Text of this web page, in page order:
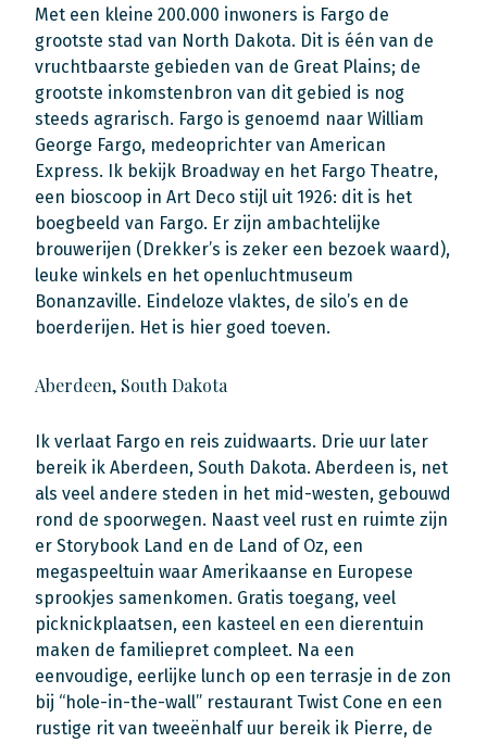
Met een kleine 200.000 inwoners is Fargo de
grootste stad van North Dakota. Dit is één van de
vruchtbaarste gebieden van de Great Plains; de
grootste inkomstenbron van dit gebied is nog
steeds agrarisch. Fargo is genoemd naar William
George Fargo, medeoprichter van American
Express. Ik bekijk Broadway en het Fargo Theatre,
een bioscoop in Art Deco stijl uit 1926: dit is het
boegbeeld van Fargo. Er zijn ambachtelijke
brouwerijen (Drekker’s is zeker een bezoek waard),
leuke winkels en het openluchtmuseum
Bonanzaville. Eindeloze vlaktes, de silo’s en de
boerderijen. Het is hier goed toeven.
Aberdeen, South Dakota
Ik verlaat Fargo en reis zuidwaarts. Drie uur later
bereik ik Aberdeen, South Dakota. Aberdeen is, net
als veel andere steden in het mid-westen, gebouwd
rond de spoorwegen. Naast veel rust en ruimte zijn
er Storybook Land en de Land of Oz, een
megaspeeltuin waar Amerikaanse en Europese
sprookjes samenkomen. Gratis toegang, veel
picknickplaatsen, een kasteel en een dierentuin
maken de familiepret compleet. Na een
eenvoudige, eerlijke lunch op een terrasje in de zon
bij “hole-in-the-wall” restaurant Twist Cone en een
rustige rit van tweeënhalf uur bereik ik Pierre, de